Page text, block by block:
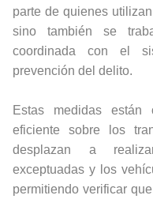
parte de quienes
sino también se
coordinada con el
prevención del delito.
Estas medidas están
eficiente sobre los
desplazan a
exceptuadas y los
permitiendo verificar